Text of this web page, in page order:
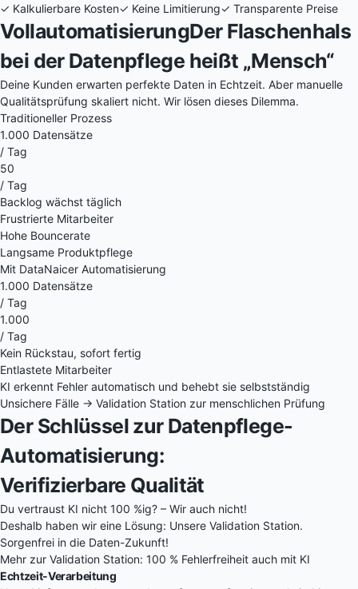
✓ Kalkulierbare Kosten✓ Keine Limitierung✓ Transparente Preise
VollautomatisierungDer Flaschenhals
bei der Datenpflege heißt „Mensch“
Deine Kunden erwarten perfekte Daten in Echtzeit. Aber manuelle
Qualitätsprüfung skaliert nicht. Wir lösen dieses Dilemma.
Traditioneller Prozess
1.000 Datensätze
/ Tag
50
/ Tag
Backlog wächst täglich
Frustrierte Mitarbeiter
Hohe Bouncerate
Langsame Produktpflege
Mit DataNaicer Automatisierung
1.000 Datensätze
/ Tag
1.000
/ Tag
Kein Rückstau, sofort fertig
Entlastete Mitarbeiter
KI erkennt Fehler automatisch und behebt sie selbstständig
Unsichere Fälle → Validation Station zur menschlichen Prüfung
Der Schlüssel zur Datenpflege-
Automatisierung:
Verifizierbare Qualität
Du vertraust KI nicht 100 %ig? – Wir auch nicht!
Deshalb haben wir eine Lösung: Unsere Validation Station.
Sorgenfrei in die Daten-Zukunft!
Mehr zur Validation Station: 100 % Fehlerfreiheit auch mit KI
Echtzeit-Verarbeitung